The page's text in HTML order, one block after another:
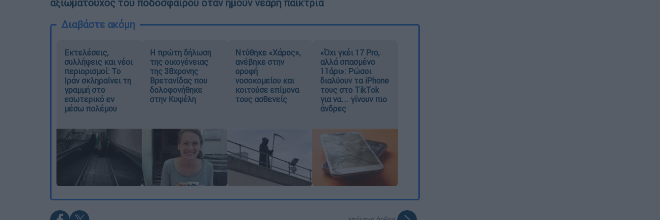
αξιωματούχος του ποδοσφαίρου όταν ήμουν νεαρή παίκτρια
Διαβάστε ακόμη
Εκτελέσεις,
συλλήψεις και νέοι
περιορισμοί: Το
Ιράν σκληραίνει τη
γραμμή στο
εσωτερικό εν
μέσω πολέμου
Η πρώτη δήλωση
της οικογένειας
της 38χρονης
Βρετανίδας που
δολοφονήθηκε
στην Κυψέλη
Ντύθηκε «Χάρος»,
ανέβηκε στην
οροφή
νοσοκομείου και
κοιτούσε επίμονα
τους ασθενείς
«Όχι γκέι 17 Pro,
αλλά σπασμένο
11άρι»: Ρώσοι
διαλύουν τα iPhone
τους στο TikTok
για να... γίνουν πιο
άνδρες